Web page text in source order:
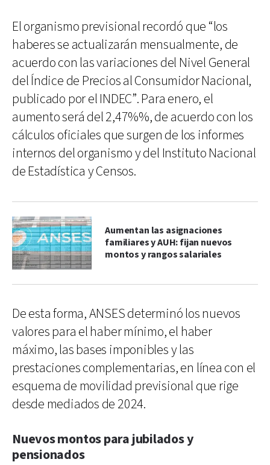
El organismo previsional recordó que “los
haberes se actualizarán mensualmente, de
acuerdo con las variaciones del Nivel General
del Índice de Precios al Consumidor Nacional,
publicado por el INDEC”. Para enero, el
aumento será del 2,47%%, de acuerdo con los
cálculos oficiales que surgen de los informes
internos del organismo y del Instituto Nacional
de Estadística y Censos.
Aumentan las asignaciones
familiares y AUH: fijan nuevos
montos y rangos salariales
De esta forma, ANSES determinó los nuevos
valores para el haber mínimo, el haber
máximo, las bases imponibles y las
prestaciones complementarias, en línea con el
esquema de movilidad previsional que rige
desde mediados de 2024.
Nuevos montos para jubilados y
pensionados